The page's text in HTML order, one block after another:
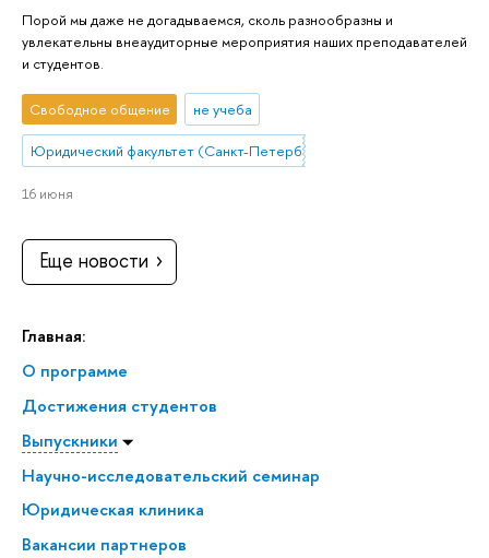
Главная:
О программе
Достижения студентов
Выпускники
Научно-исследовательский семинар
Юридическая клиника
Вакансии партнеров
Порой мы даже не догадываемся, сколь разнообразны и
увлекательны внеаудиторные мероприятия наших преподавателей
и студентов.
Свободное общение не учеба
Юридический факультет (Санкт-Петербург)
16 июня
Еще новости